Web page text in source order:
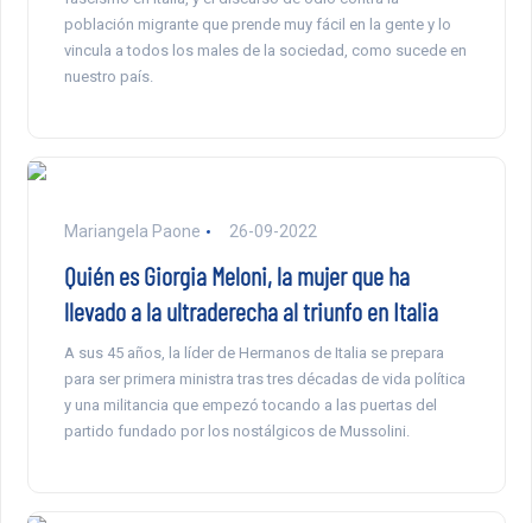
población migrante que prende muy fácil en la gente y lo
vincula a todos los males de la sociedad, como sucede en
nuestro país.
Mariangela Paone 26-09-2022
Quién es Giorgia Meloni, la mujer que ha
llevado a la ultraderecha al triunfo en Italia
A sus 45 años, la líder de Hermanos de Italia se prepara
para ser primera ministra tras tres décadas de vida política
y una militancia que empezó tocando a las puertas del
partido fundado por los nostálgicos de Mussolini.